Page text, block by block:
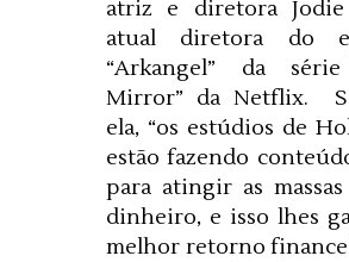
atriz e diretora Jodie
atual diretora do
“Arkangel” da série
Mirror” da Netflix.
ela, “os estúdios de
estão fazendo
para atingir as
dinheiro, e isso lhes
melhor retorno